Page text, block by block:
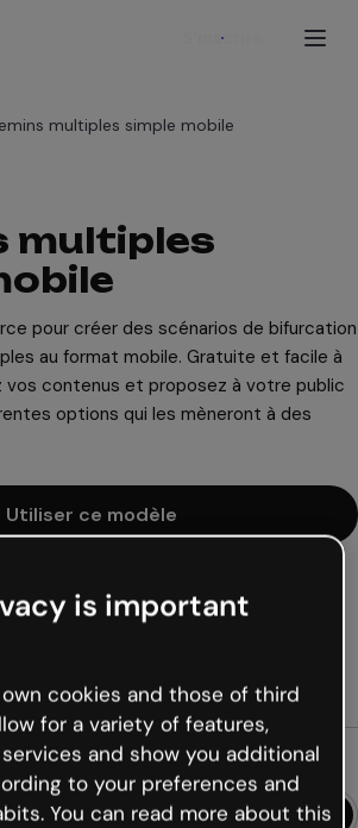
S'inscrire
multiples simple mobile
multiples
pour créer des scénarios de bifurcation
au format mobile. Gratuite et facile à
vos contenus et proposez à votre public
options qui les mèneront à des
Utiliser ce modèle
et multimédia
ou publiez en ligne
?
is important
cookies and those of third
for a variety of features,
and show you additional
to your preferences and
You can read more about this